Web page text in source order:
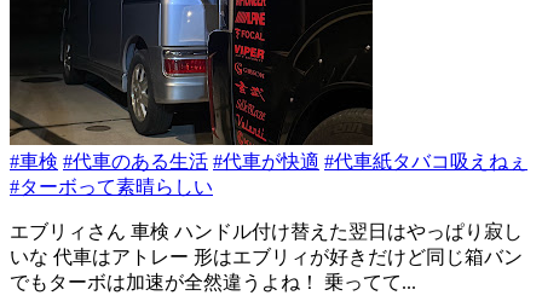
#車検 #代車のある生活 #代車が快適 #代車紙タバコ吸えねぇ
#ターボって素晴らしい
エブリィさん 車検 ハンドル付け替えた翌日はやっぱり寂し
いな 代車はアトレー 形はエブリィが好きだけど同じ箱バン
でもターボは加速が全然違うよね！ 乗ってて...